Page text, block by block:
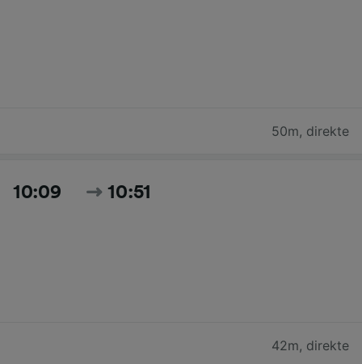
50m, direkte
10:09 10:51
42m, direkte